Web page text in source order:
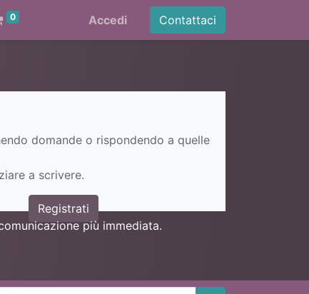
0 Accedi Contattaci
domande o rispondendo a quelle
a scrivere.
Registrati
più immediata.